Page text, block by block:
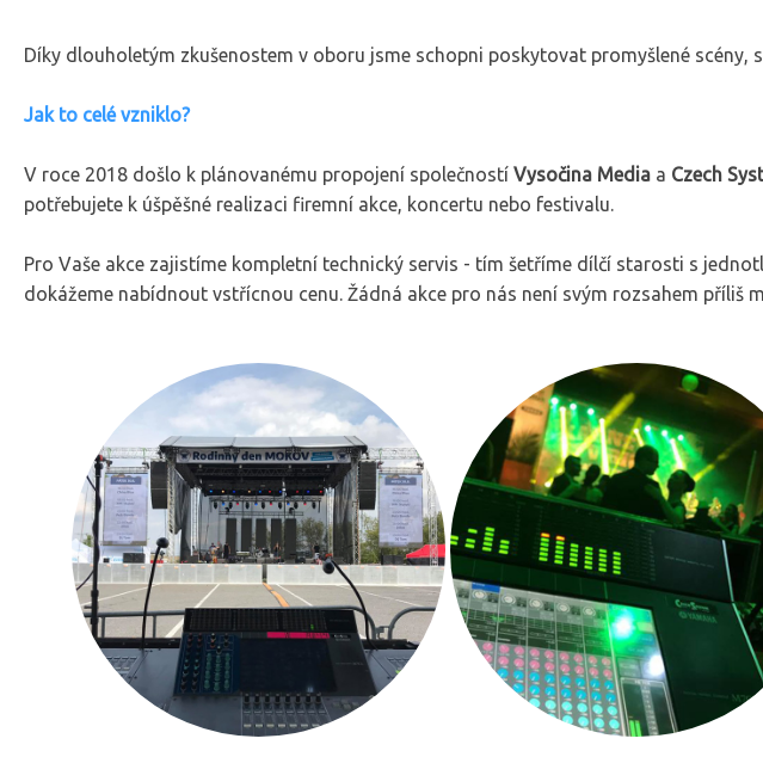
Díky dlouholetým zkušenostem v oboru jsme schopni poskytovat promyšlené
Jak to celé vzniklo?
V roce 2018 došlo k plánovanému propojení společností Vysočina Media a Czech
potřebujete k úšpěšné realizaci firemní akce, koncertu nebo festivalu.
Pro Vaše akce zajistíme kompletní technický servis - tím šetříme dílčí starosti s
dokážeme nabídnout vstřícnou cenu. Žádná akce pro nás není svým rozsahem příliš